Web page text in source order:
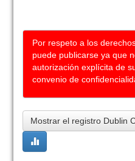
Por respeto a los
puede publicarse ya que
autorización explícita de
convenio de
Mostrar el registro Dublin